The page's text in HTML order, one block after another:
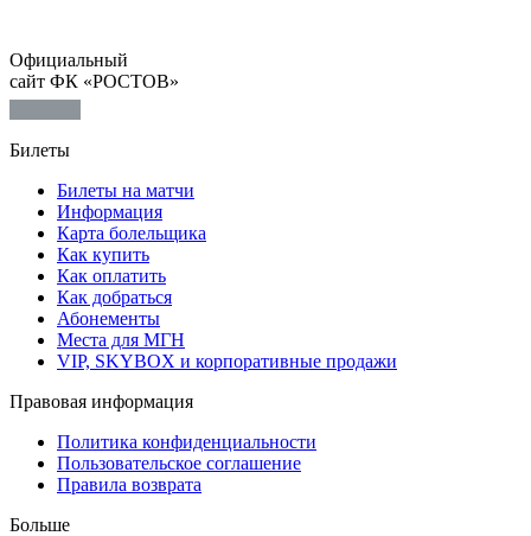
Официальный
сайт ФК «РОСТОВ»
Билеты
Билеты на матчи
Информация
Карта болельщика
Как купить
Как оплатить
Как добраться
Абонементы
Места для МГН
VIP, SKYBOX и корпоративные продажи
Правовая информация
Политика конфиденциальности
Пользовательское соглашение
Правила возврата
Больше